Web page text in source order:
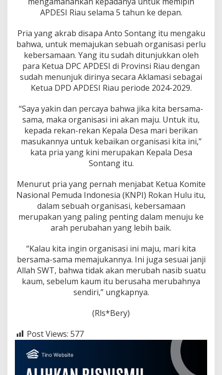
APDESI Riau selama 5 tahun ke depan.
Pria yang akrab disapa Anto Sontang itu mengaku
bahwa, untuk memajukan sebuah organisasi perlu
kebersamaan. Yang itu sudah ditunjukkan oleh
para Ketua DPC APDESI di Provinsi Riau dengan
sudah menunjuk dirinya secara Aklamasi sebagai
Ketua DPD APDESI Riau periode 2024-2029.
“Saya yakin dan percaya bahwa jika kita bersama-
sama, maka organisasi ini akan maju. Untuk itu,
kepada rekan-rekan Kepala Desa mari berikan
masukannya untuk kebaikan organisasi kita ini,”
kata pria yang kini merupakan Kepala Desa
Sontang itu.
Menurut pria yang pernah menjabat Ketua Komite
Nasional Pemuda Indonesia (KNPI) Rokan Hulu itu,
dalam sebuah organisasi, kebersamaan
merupakan yang paling penting dalam menuju ke
arah perubahan yang lebih baik.
“Kalau kita ingin organisasi ini maju, mari kita
bersama-sama memajukannya. Ini juga sesuai janji
Allah SWT, bahwa tidak akan merubah nasib suatu
kaum, sebelum kaum itu berusaha merubahnya
sendiri,” ungkapnya.
(Rls*Bery)
Post Views: 577